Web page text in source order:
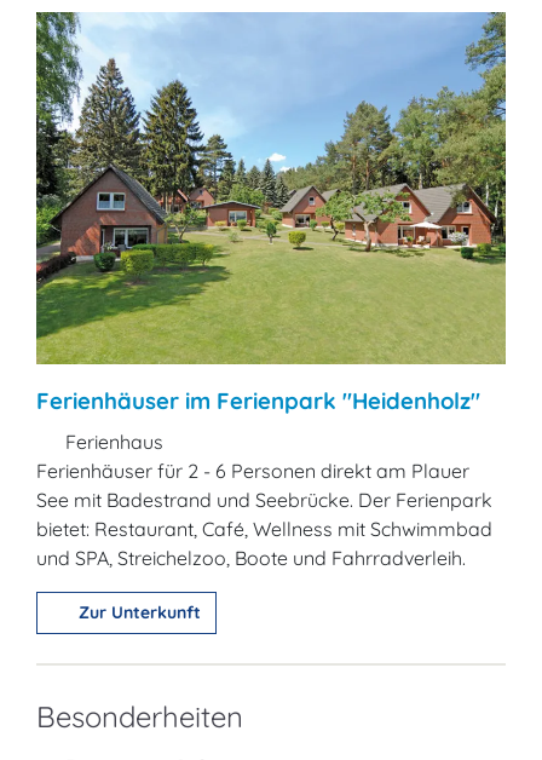
Ferienhäuser im Ferienpark "Heidenholz"
Ferienhaus
Ferienhäuser für 2 - 6 Personen direkt am Plauer
See mit Badestrand und Seebrücke. Der Ferienpark
bietet: Restaurant, Café, Wellness mit Schwimmbad
und SPA, Streichelzoo, Boote und Fahrradverleih.
Zur Unterkunft
Besonderheiten